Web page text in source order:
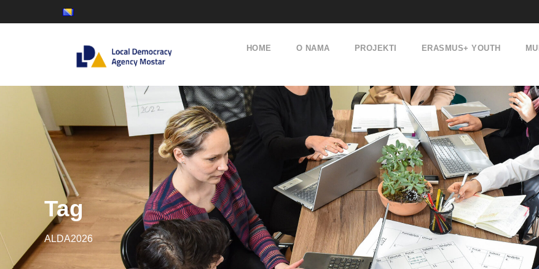
HOME O NAMA PROJEKTI ERASMUS+ YOUTH
Tag
ALDA2026